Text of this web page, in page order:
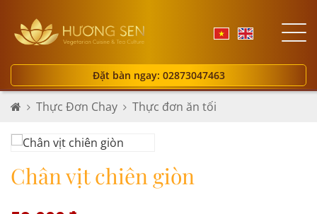
Đặt bàn ngay: 02873047463
Thực Đơn Chay Thực đơn ăn tối
Chân vịt chiên giòn